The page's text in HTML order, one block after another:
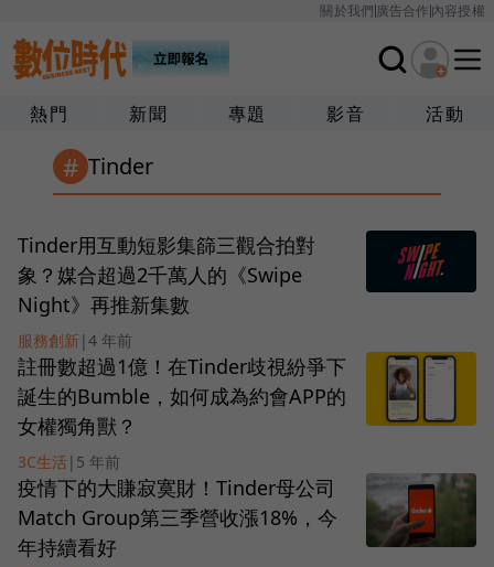
關於我們廣告合作內容授權
熱門 新聞 專題 影音 活動
# Tinder
Tinder用互動短影集篩三觀合拍對
象？媒合超過2千萬人的《Swipe
Night》再推新集數
服務創新 | 4 年前
註冊數超過1億！在Tinder歧視紛爭下
誕生的Bumble，如何成為約會APP的
女權獨角獸？
3C生活| 5 年前
疫情下的大賺寂寞財！Tinder母公司
Match Group第三季營收漲18%，今
年持續看好